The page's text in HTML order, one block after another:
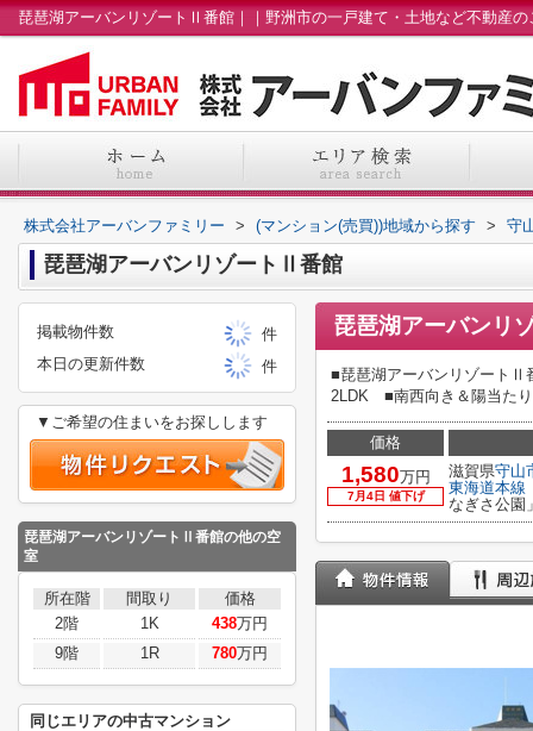
株式会社アーバンファミリー > (マンション(売買))地域から探す > 守
琵琶湖アーバンリゾートⅡ番館
琵琶湖アーバンリ
■琵琶湖アーバンリゾート
2LDK ■南西向き＆陽当た
価格
1,580万円
7月4日 値下げ
滋賀県守山
東海道本線
なぎさ公園
掲載物件数
件
本日の更新件数
件
▼ご希望の住まいをお探しします
琵琶湖アーバンリゾートⅡ番館の他の空
室
所在階 間取り
価格
2階
1K 438万円
9階
1R 780万円
同じエリアの中古マンション